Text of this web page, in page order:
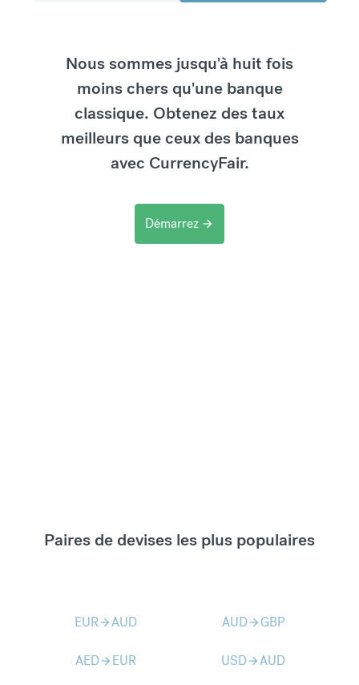
Nous sommes jusqu'à huit fois
moins chers qu'une banque
classique. Obtenez des taux
meilleurs que ceux des banques
avec CurrencyFair.
Démarrez arrow_forward
Paires de devises les plus populaires
EURarrow_forwardAUD AUDarrow_forward GBP
AEDarrow_forward EUR USDarrow_forwardAUD